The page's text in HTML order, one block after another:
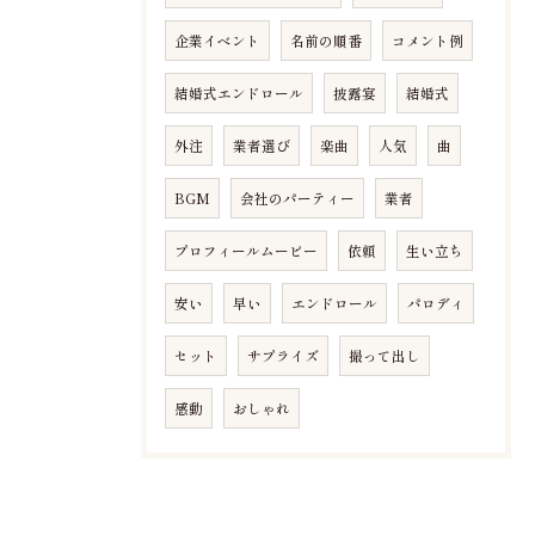
企業イベント 名前の順番 コメント例
結婚式エンドロール 披露宴 結婚式
外注 業者選び 楽曲 人気 曲
BGM 会社のパーティー 業者
プロフィールムービー 依頼 生い立ち
安い 早い エンドロール パロディ
セット サプライズ 撮って出し
感動 おしゃれ